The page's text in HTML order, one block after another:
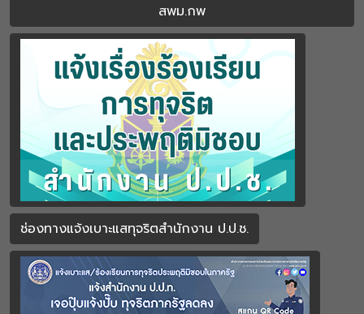
สพม.กพ
ช่องทางแจ้งเบาะแสทุจริตสำนักงาน ป.ป.ช.